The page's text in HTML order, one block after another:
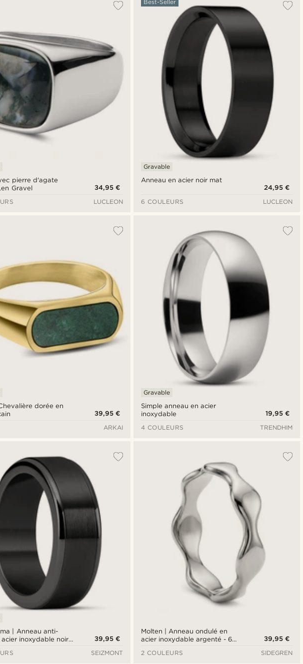
pierre d'agate
Gravel
34,95 €
LUCLEON
Anneau en acier noir mat
Best-Seller
Gravable
24,95 €
6 COULEURS
LUCLEON
dorée en
39,95 €
ARKAI
Simple anneau en acier
inoxydable
Gravable
19,95 €
4 COULEURS
TRENDHIM
| Anneau anti-
acier inoxydable noir
39,95 €
SEIZMONT
Molten | Anneau ondulé en
acier inoxydable argenté - 6
39,95 €
2 COULEURS
SIDEGREN